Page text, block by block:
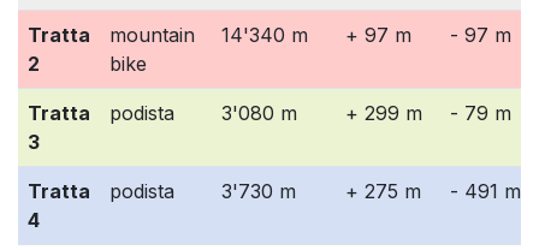
Tratta
2
mountain
bike
14'340 m + 97 m - 97 m
Tratta
3
podista 3'080 m + 299 m - 79 m
Tratta
4
podista 3'730 m + 275 m - 491 m